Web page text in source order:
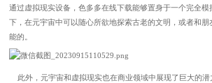
通过虚拟现实设备，色多多在线下载能够置身于一个完全模
下，在元宇宙中可以随心所欲地探索古老的文明，或者
能的。
此外，元宇宙和虚拟现实也在商业领域中展现了巨大的潜力